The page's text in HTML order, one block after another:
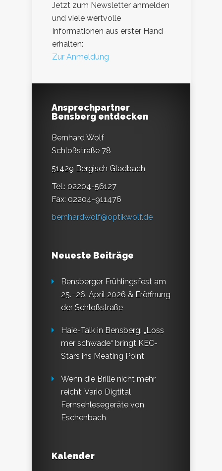
Jetzt zum Newsletter anmelden
und viele wertvolle
Informationen aus erster Hand
erhalten:
Zur Anmeldung
Ansprechpartner
Bensberg entdecken
Bernhard Wolf
Schloßstraße 78
51429 Bergisch Gladbach
Tel.: 02204-56127
Fax: 02204-911476
bernhardwolf@optikwolf.de
Neueste Beiträge
Bensberger Frühlingsfest am
25.–26. April 2026 & Eröffnung
der Schloßstraße
Haie-Talk in Bensberg: „Loss
mer schwade“ bringt KEC-
Stars ins Meating Point
Wenn die Brille nicht mehr
reicht: Vario Digtital
Fernsehlesegeräte von
Eschenbach
Kalender